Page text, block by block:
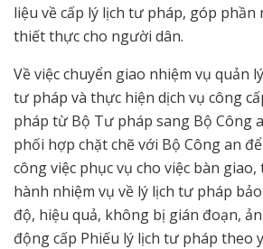
liệu về cấp lý lịch tư pháp, góp phần
thiết thực cho người dân.
Về việc chuyển giao nhiệm vụ quản
tư pháp và thực hiện dịch vụ công
pháp từ Bộ Tư pháp sang Bộ Công
phối hợp chặt chẽ với Bộ Công an
công việc phục vụ cho việc bàn
hành nhiệm vụ về lý lịch tư pháp
độ, hiệu quả, không bị gián đoạn,
động cấp Phiếu lý lịch tư pháp theo